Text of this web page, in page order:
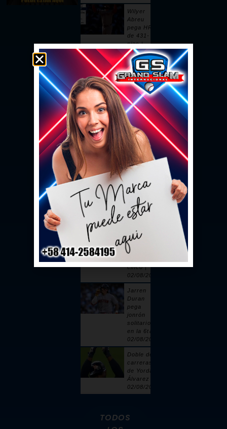
Wilyer
Abreu
pega HR
de 431-
pies |
02/08/2026
Pages
remolca
dos con
sencillo |
02/08/2026
Ceddanne
Rafaela
pega HR
solitario
en la 3ra |
02/08/2026
Se vacían
por un
intento de
toque |
02/08/2026
Alcántara
cuelga 6
ceros y
cinco |
02/08/2026
Jarren
Duran
pega
jonrón
solitario
en la 6ta |
02/08/2026
Doble de 2
carreras
de Yordan
Álvarez |
02/08/2026
TODOS